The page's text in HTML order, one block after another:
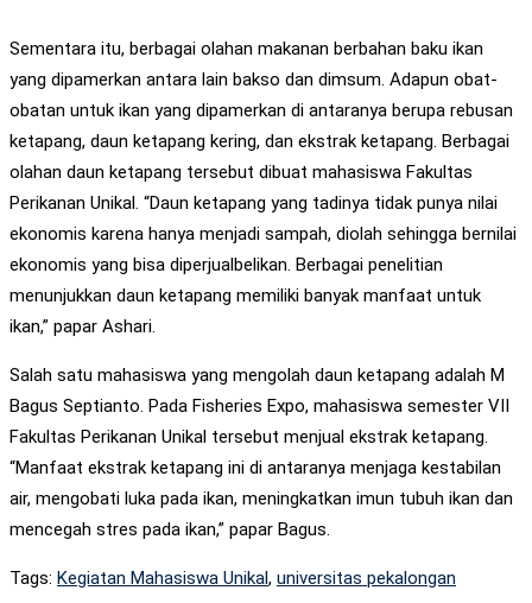
Sementara itu, berbagai olahan makanan berbahan baku ikan
yang dipamerkan antara lain bakso dan dimsum. Adapun obat-
obatan untuk ikan yang dipamerkan di antaranya berupa rebusan
ketapang, daun ketapang kering, dan ekstrak ketapang. Berbagai
olahan daun ketapang tersebut dibuat mahasiswa Fakultas
Perikanan Unikal. “Daun ketapang yang tadinya tidak punya nilai
ekonomis karena hanya menjadi sampah, diolah sehingga bernilai
ekonomis yang bisa diperjualbelikan. Berbagai penelitian
menunjukkan daun ketapang memiliki banyak manfaat untuk
ikan,” papar Ashari.
Salah satu mahasiswa yang mengolah daun ketapang adalah M
Bagus Septianto. Pada Fisheries Expo, mahasiswa semester VII
Fakultas Perikanan Unikal tersebut menjual ekstrak ketapang.
“Manfaat ekstrak ketapang ini di antaranya menjaga kestabilan
air, mengobati luka pada ikan, meningkatkan imun tubuh ikan dan
mencegah stres pada ikan,” papar Bagus.
Tags: Kegiatan Mahasiswa Unikal, universitas pekalongan